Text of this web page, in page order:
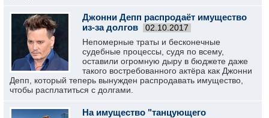
Джонни Депп распродаёт имущество
из-за долгов
02.10.2017
Непомерные траты и бесконечные
судебные процессы, судя по всему,
оставили огромную дыру в бюджете даже
такого востребованного актёра как Джонни
Депп, который теперь вынужден распродавать имущество,
чтобы расплатиться с долгами.
На имущество "танцующего